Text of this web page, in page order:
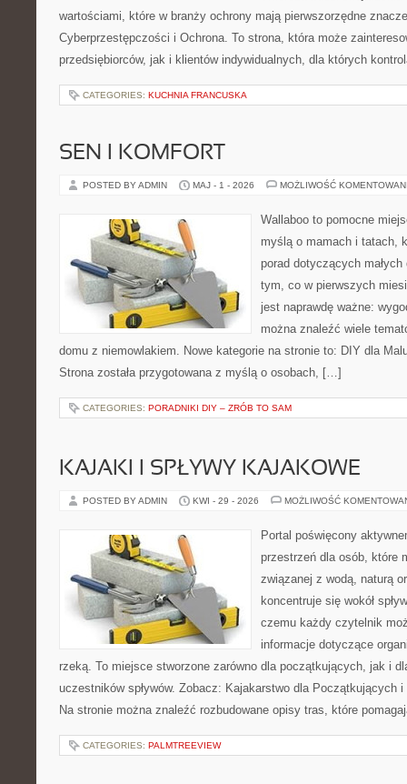
wartościami, które w branży ochrony mają pierwszorzędne
Cyberprzestępczości i Ochrona. To strona, która może
przedsiębiorców, jak i klientów indywidualnych, dla których
CATEGORIES: KUCHNIA FRANCUSKA
SEN I KOMFORT
POSTED BY ADMIN MAJ - 1 - 2026 MOŻLIWOŚĆ
Wallaboo to pomocne
myślą o mamach i tatach,
porad dotyczących
tym, co w pierwszych
jest naprawdę ważne:
można znaleźć wiele
domu z niemowlakiem. Nowe kategorie na stronie to: DIY dla
Strona została przygotowana z myślą o osobach, […]
CATEGORIES: PORADNIKI DIY – ZRÓB TO SAM
KAJAKI I SPŁYWY KAJAKOWE
POSTED BY ADMIN KWI - 29 - 2026 MOŻLIWOŚĆ
Portal poświęcony
przestrzeń dla osób, które
związanej z wodą, naturą
koncentruje się wokół
czemu każdy czytelnik
informacje dotyczące
rzeką. To miejsce stworzone zarówno dla początkujących, jak i
uczestników spływów. Zobacz: Kajakarstwo dla Początkujących
Na stronie można znaleźć rozbudowane opisy tras, które
CATEGORIES: PALMTREEVIEW